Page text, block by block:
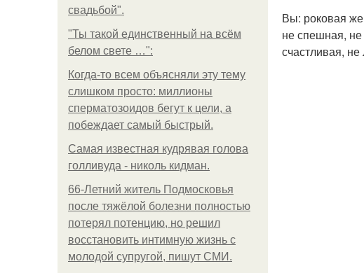
свадьбой".
"Ты такой единственный на всём
белом свете …":
Когда-то всем объясняли эту тему
слишком просто: миллионы
сперматозоидов бегут к цели, а
побеждает самый быстрый.
Самая известная кудрявая голова
голливуда - николь кидман.
66-Летний житель Подмосковья
после тяжёлой болезни полностью
потерял потенцию, но решил
восстановить интимную жизнь с
молодой супругой, пишут СМИ.
Вы: роковая
не спешная, не
счастливая, не